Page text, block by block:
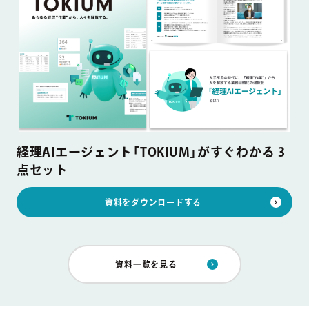
経理AIエージェント「TOKIUM」がすぐわかる 3
点セット
資料をダウンロードする
資料一覧を見る